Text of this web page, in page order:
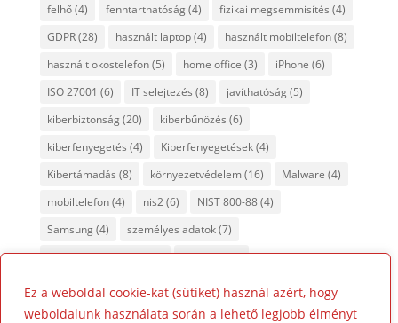
Ez a weboldal cookie-kat (sütiket) használ azért, hogy
weboldalunk használata során a lehető legjobb élményt
felhő(4) fenntarthatóság(4) fizikai megsemmisítés (4)
GDPR(28) használt laptop(4) használt mobiltelefon(8)
használt okostelefon(5) home office (3) iPhone (6)
ISO 27001 (6) IT selejtezés (8) javíthatóság(5)
kiberbiztonság(20) kiberbűnözés (6)
kiberfenyegetés (4) Kiberfenyegetések(4)
Kibertámadás (8) környezetvédelem(16) Malware (4)
mobiltelefon(4) nis2(6) NIST 800-88(4)
Samsung(4) személyes adatok(7)
tanúsított adattörlés(7) titkosítás(4)
újrahasznosítás
(8)